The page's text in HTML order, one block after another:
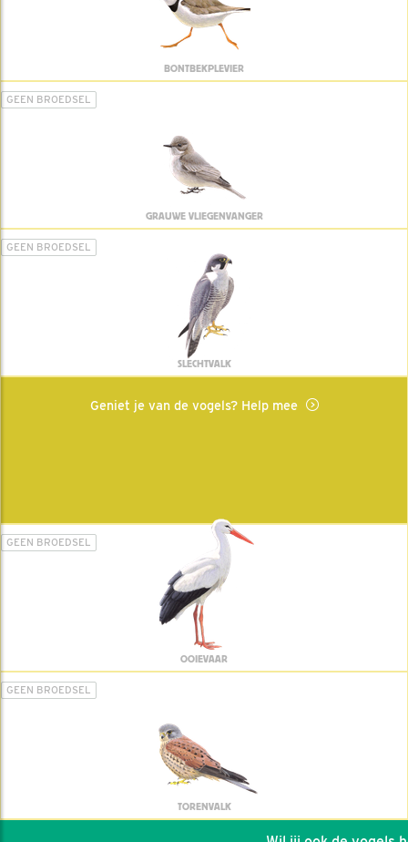
BONTBEKPLEVIER
GEEN BROEDSEL
GRAUWE VLIEGENVANGER
GEEN BROEDSEL
SLECHTVALK
Geniet je van de vogels? Help mee
GEEN BROEDSEL
OOIEVAAR
GEEN BROEDSEL
TORENVALK